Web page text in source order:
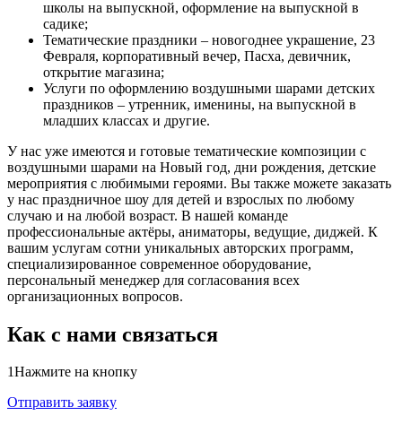
школы на выпускной, оформление на выпускной в
садике;
Тематические праздники – новогоднее украшение, 23
Февраля, корпоративный вечер, Пасха, девичник,
открытие магазина;
Услуги по оформлению воздушными шарами детских
праздников – утренник, именины, на выпускной в
младших классах и другие.
У нас уже имеются и готовые тематические композиции с
воздушными шарами на Новый год, дни рождения, детские
мероприятия с любимыми героями. Вы также можете заказать
у нас праздничное шоу для детей и взрослых по любому
случаю и на любой возраст. В нашей команде
профессиональные актёры, аниматоры, ведущие, диджей. К
вашим услугам сотни уникальных авторских программ,
специализированное современное оборудование,
персональный менеджер для согласования всех
организационных вопросов.
Как с нами связаться
1Нажмите на кнопку
Отправить заявку